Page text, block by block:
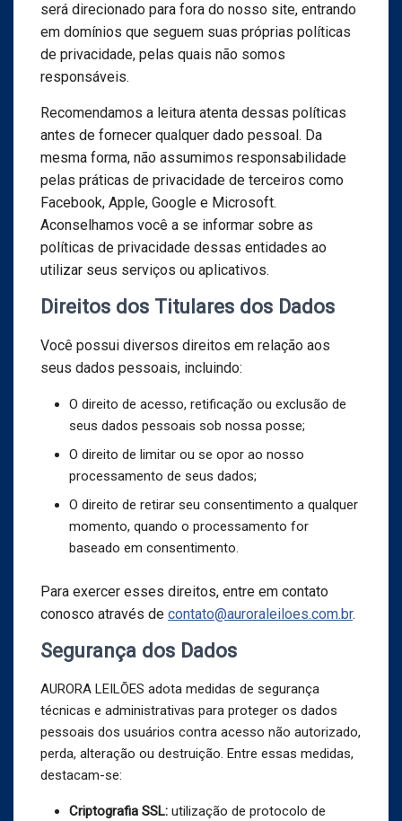
será direcionado para fora do nosso site, entrando
em domínios que seguem suas próprias políticas
de privacidade, pelas quais não somos
responsáveis.
Recomendamos a leitura atenta dessas políticas
antes de fornecer qualquer dado pessoal. Da
mesma forma, não assumimos responsabilidade
pelas práticas de privacidade de terceiros como
Facebook, Apple, Google e Microsoft.
Aconselhamos você a se informar sobre as
políticas de privacidade dessas entidades ao
utilizar seus serviços ou aplicativos.
Direitos dos Titulares dos Dados
Você possui diversos direitos em relação aos
seus dados pessoais, incluindo:
O direito de acesso, retificação ou exclusão de
seus dados pessoais sob nossa posse;
O direito de limitar ou se opor ao nosso
processamento de seus dados;
O direito de retirar seu consentimento a qualquer
momento, quando o processamento for
baseado em consentimento.
Para exercer esses direitos, entre em contato
conosco através de contato@auroraleiloes.com.br.
Segurança dos Dados
AURORA LEILÕES adota medidas de segurança
técnicas e administrativas para proteger os dados
pessoais dos usuários contra acesso não autorizado,
perda, alteração ou destruição. Entre essas medidas,
destacam-se:
Criptografia SSL: utilização de protocolo de